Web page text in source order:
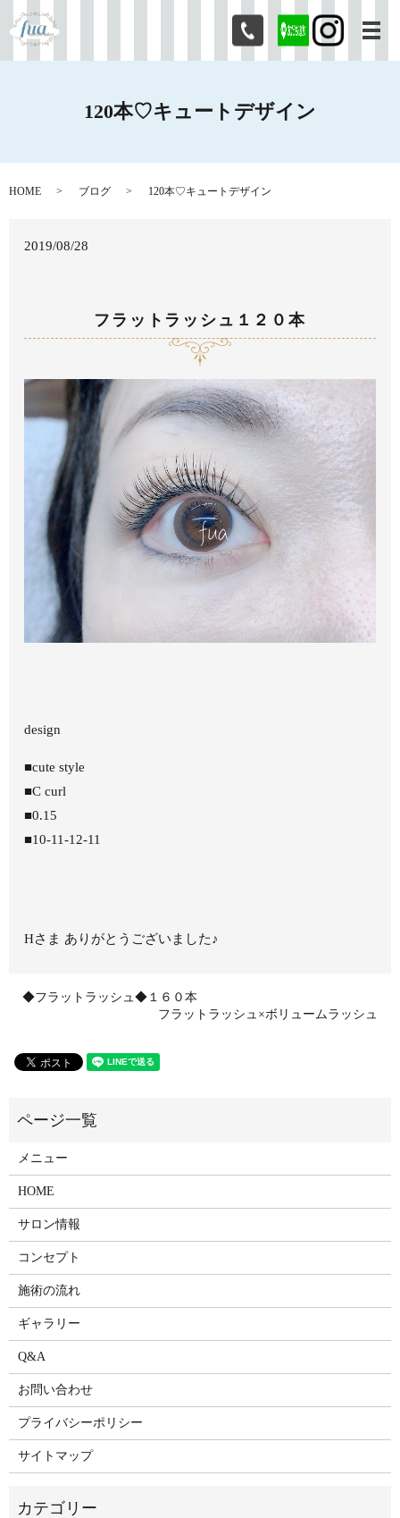
メ
120本♡キュートデザイン
HOME ブログ 120本♡キュートデザイン
2019/08/28
フラットラッシュ１２０本
design
■cute style
■C curl
■0.15
■10-11-12-11
Hさま ありがとうございました♪
◆フラットラッシュ◆１６０本
フラットラッシュ×ボリュームラッシュ
メニュー
HOME
サロン情報
コンセプト
施術の流れ
ギャラリー
Q&A
お問い合わせ
プライバシーポリシー
サイトマップ